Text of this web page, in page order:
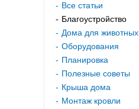
Все статьи
Благоустройство
Дома для животных
Оборудования
Планировка
Полезные советы
Крыша дома
Монтаж кровли